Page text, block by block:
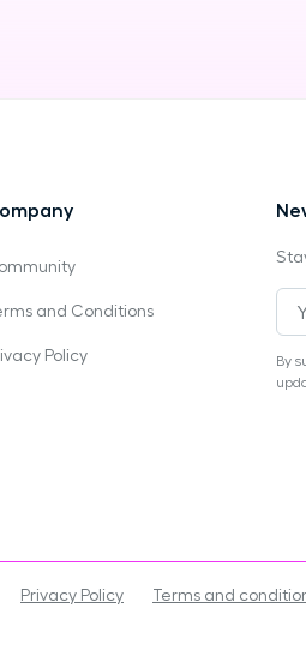
and Conditions
Policy
By
Privacy Policy Terms and